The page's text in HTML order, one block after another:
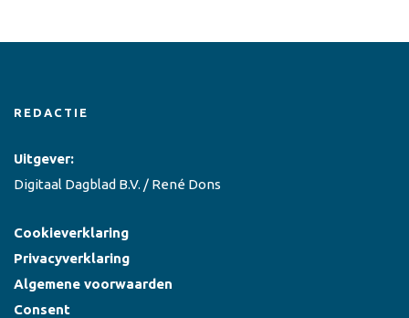
REDACTIE
Uitgever:
Digitaal Dagblad B.V. / René Dons
Cookieverklaring
Privacyverklaring
Algemene voorwaarden
Consent